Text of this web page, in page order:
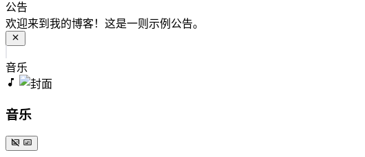
公告
欢迎来到我的博客！这是一则示例公告。
音乐
音乐